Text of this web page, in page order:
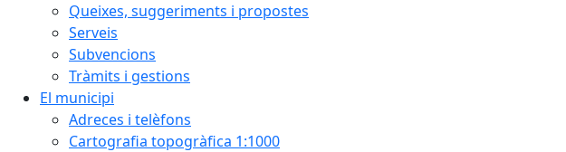
Queixes, suggeriments i propostes
Serveis
Subvencions
Tràmits i gestions
El municipi
Adreces i telèfons
Cartografia topogràfica 1:1000